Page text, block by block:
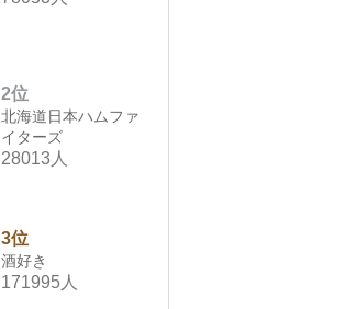
2位
北海道日本ハムファ
イターズ
28013人
3位
酒好き
171995人